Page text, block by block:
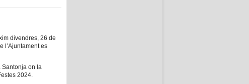
divendres, 26 de
l’Ajuntament es
Santonja on la
2024.